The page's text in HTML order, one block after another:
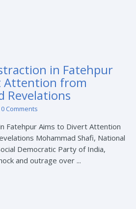
in Fatehpur
Attention from
Revelations
0 Comments
Fatehpur Aims to Divert Attention
Mohammad Shafi, National
Democratic Party of India,
and outrage over ...